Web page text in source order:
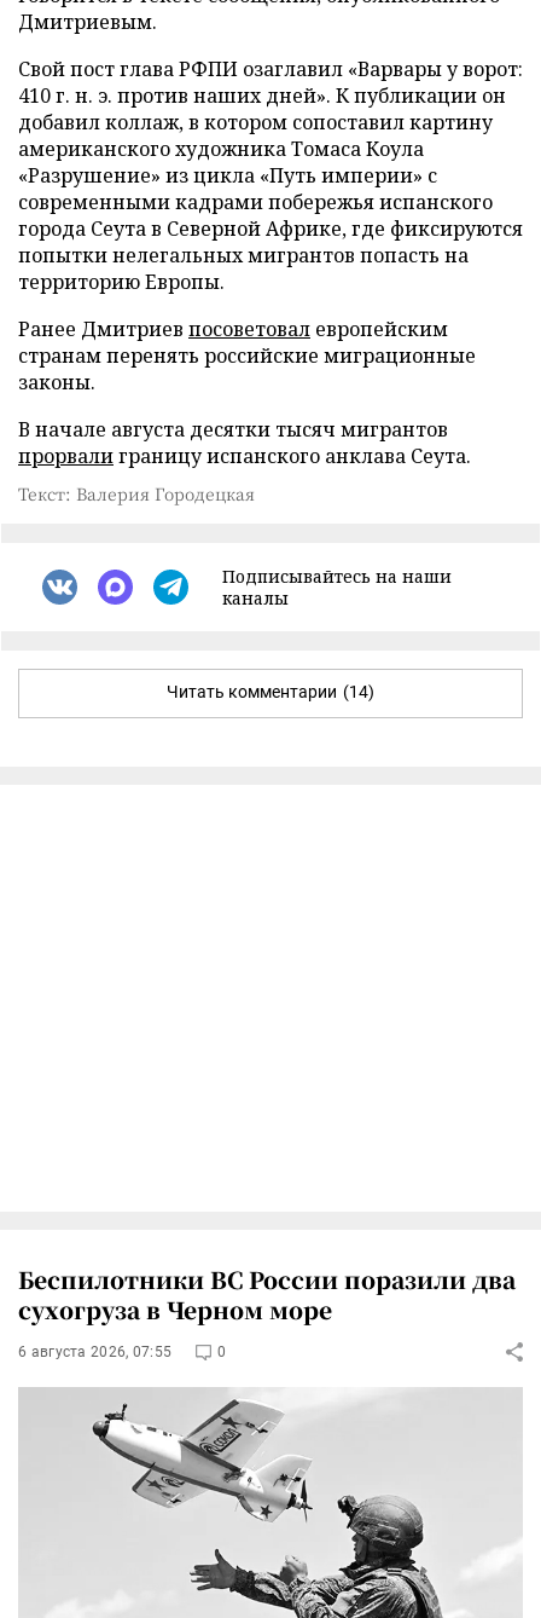
Дмитриевым.
Свой пост глава РФПИ озаглавил «Варвары у ворот:
410 г. н. э. против наших дней». К публикации он
добавил коллаж, в котором сопоставил картину
американского художника Томаса Коула
«Разрушение» из цикла «Путь империи» с
современными кадрами побережья испанского
города Сеута в Северной Африке, где фиксируются
попытки нелегальных мигрантов попасть на
территорию Европы.
Ранее Дмитриев посоветовал европейским
странам перенять российские миграционные
законы.
В начале августа десятки тысяч мигрантов
прорвалиграницу испанского анклава Сеута.
Текст: Валерия Городецкая
Подписывайтесь на наши
каналы
Читать комментарии (14)
Беспилотники ВС России поразили два
сухогруза в Черном море
6 августа 2026, 07:55 0